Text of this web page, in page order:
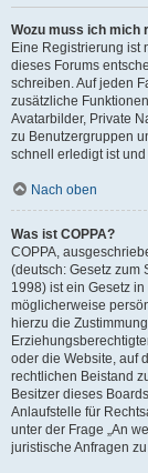
Wozu muss ich mich
Eine Registrierung ist
dieses Forums
schreiben. Auf jeden
zusätzliche
Avatarbilder, Private
zu Benutzergruppen
schnell erledigt ist
Nach oben
Was ist COPPA?
COPPA,
(deutsch: Gesetz zum
1998) ist ein Gesetz
möglicherweise
hierzu die
oder die Website, auf
rechtlichen Beistand
Besitzer dieses
Anlaufstelle für
unter der Frage „An
juristische Anfragen